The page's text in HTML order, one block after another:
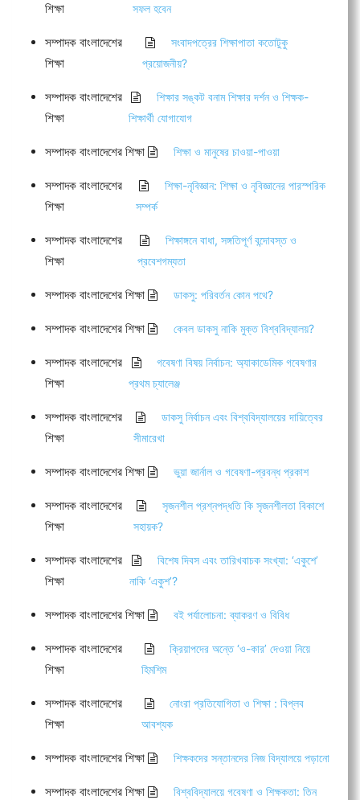
শিক্ষা সফল হবেন
সম্পাদক বাংলাদেশের
শিক্ষা
সংবাদপত্রের শিক্ষাপাতা কতোটুকু
প্রয়োজনীয়?
সম্পাদক বাংলাদেশের
শিক্ষা
শিক্ষার সঙ্কট বনাম শিক্ষার দর্শন ও শিক্ষক-
শিক্ষার্থী যোগাযোগ
সম্পাদক বাংলাদেশের শিক্ষা শিক্ষা ও মানুষের চাওয়া-পাওয়া
সম্পাদক বাংলাদেশের
শিক্ষা
শিক্ষা-নৃবিজ্ঞান: শিক্ষা ও নৃবিজ্ঞানের পারস্পরিক
সম্পর্ক
সম্পাদক বাংলাদেশের
শিক্ষা
শিক্ষাঙ্গনে বাধা, সঙ্গতিপূর্ণ বন্দোবস্ত ও
প্রবেশগম্যতা
সম্পাদক বাংলাদেশের শিক্ষা ডাকসু: পরিবর্তন কোন পথে?
সম্পাদক বাংলাদেশের শিক্ষা কেবল ডাকসু নাকি মুক্ত বিশ্ববিদ্যালয়?
সম্পাদক বাংলাদেশের
শিক্ষা
গবেষণা বিষয় নির্বাচন: অ্যাকাডেমিক গবেষণার
প্রথম চ্যালেঞ্জ
সম্পাদক বাংলাদেশের
শিক্ষা
ডাকসু নির্বাচন এবং বিশ্ববিদ্যালয়ের দায়িত্বের
সীমারেখা
সম্পাদক বাংলাদেশের শিক্ষা ভুয়া জার্নাল ও গবেষণা-প্রবন্ধ প্রকাশ
সম্পাদক বাংলাদেশের
শিক্ষা
সৃজনশীল প্রশ্নপদ্ধতি কি সৃজনশীলতা বিকাশে
সহায়ক?
সম্পাদক বাংলাদেশের
শিক্ষা
বিশেষ দিবস এবং তারিখবাচক সংখ্যা: ‘একুশে’
নাকি ‘একুশ’?
সম্পাদক বাংলাদেশের শিক্ষা বই পর্যালোচনা: ব্যাকরণ ও বিবিধ
সম্পাদক বাংলাদেশের
শিক্ষা
ক্রিয়াপদের অন্তে ‘ও-কার’ দেওয়া নিয়ে
হিমশিম
সম্পাদক বাংলাদেশের
শিক্ষা
নোংরা প্রতিযোগিতা ও শিক্ষা : বিপ্লব
আবশ্যক
সম্পাদক বাংলাদেশের শিক্ষা শিক্ষকদের সন্তানদের নিজ বিদ্যালয়ে পড়ানো
সম্পাদক বাংলাদেশের শিক্ষা বিশ্ববিদ্যালয়ে গবেষণা ও শিক্ষকতা: তিন